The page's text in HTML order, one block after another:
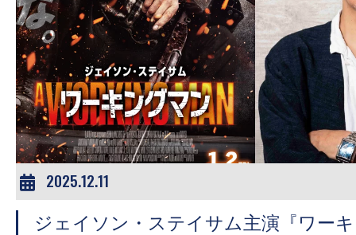
2025.12.11
ジェイソン・ステイサム主演『ワー